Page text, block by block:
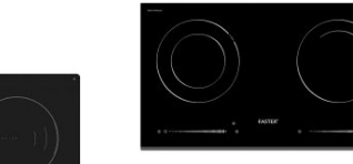
nổi tiếng số 1 thế giới. Kính gốm ceramic
Khả năng chịu lực tốt (đến 15kg). Mặt